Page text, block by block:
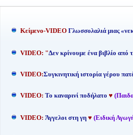
Kείμενο-VIDEO Γλωσσολαλιά μιας
VIDEO: "Δεν κρίνουμε ένα βιβλίο από
VIDEO:Συγκινητική ιστορία γέρου
VIDEO: Το καναρινί ποδήλατο ♥
VIDEO: Άγγελοι στη γη ♥ (Ειδική